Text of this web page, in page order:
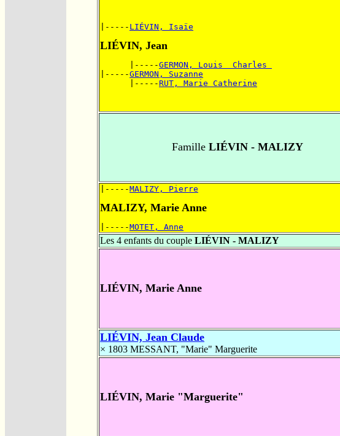
|----- LIÉVIN, Isaïe
LIÉVIN, Jean
      |-----
GERMON, Louis  Charles
|-----GERMON, Suzanne
      |-----
RUT, Marie Catherine
Famille LIÉVIN - MALIZY
|-----MALIZY, Pierre
MALIZY, Marie Anne
|-----MOTET, Anne
Les 4 enfants du couple LIÉVIN - MALIZY
LIÉVIN, Marie Anne
LIÉVIN, Jean Claude
× 1803 MESSANT, "Marie" Marguerite
LIÉVIN, Marie "Marguerite"